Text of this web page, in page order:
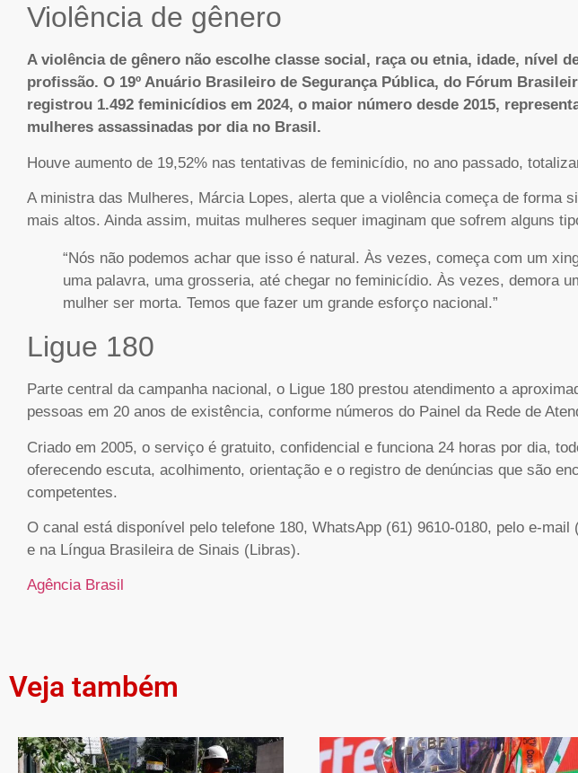
Violência de gênero
A violência de gênero não escolhe classe social, raça ou etnia, idade, nível
profissão. O 19º Anuário Brasileiro de Segurança Pública, do Fórum
registrou 1.492 feminicídios em 2024, o maior número desde 2015,
mulheres assassinadas por dia no Brasil.
Houve aumento de 19,52% nas tentativas de feminicídio, no ano passado,
A ministra das Mulheres, Márcia Lopes, alerta que a violência começa de forma
mais altos. Ainda assim, muitas mulheres sequer imaginam que sofrem alguns
“Nós não podemos achar que isso é natural. Às vezes, começa com um
uma palavra, uma grosseria, até chegar no feminicídio. Às vezes, demora
mulher ser morta. Temos que fazer um grande esforço nacional.”
Ligue 180
Parte central da campanha nacional, o Ligue 180 prestou atendimento a
pessoas em 20 anos de existência, conforme números do Painel da Rede de
Criado em 2005, o serviço é gratuito, confidencial e funciona 24 horas por dia,
oferecendo escuta, acolhimento, orientação e o registro de denúncias que são
competentes.
O canal está disponível pelo telefone 180, WhatsApp (61) 9610-0180, pelo e-mail
e na Língua Brasileira de Sinais (Libras).
Agência Brasil
Veja também